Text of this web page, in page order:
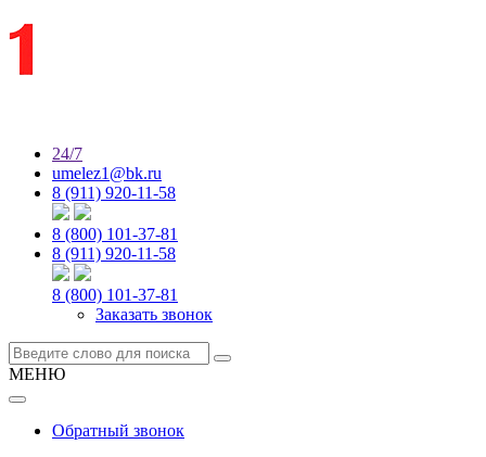
24/7
umelez1@bk.ru
8 (911) 920-11-58
8 (800) 101-37-81
8 (911) 920-11-58
8 (800) 101-37-81
Заказать звонок
МЕНЮ
Обратный звонок